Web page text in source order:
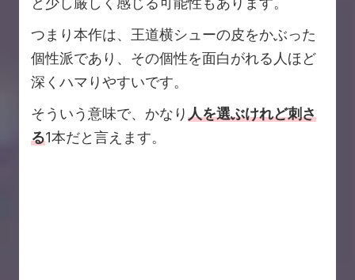
つまり本作は、王道横シューの皮をかぶった
個性派であり、その個性を面白がれる人ほど
深くハマりやすいです。
そういう意味で、かなり人を選ぶけれど刺さ
る1本だと言えます。